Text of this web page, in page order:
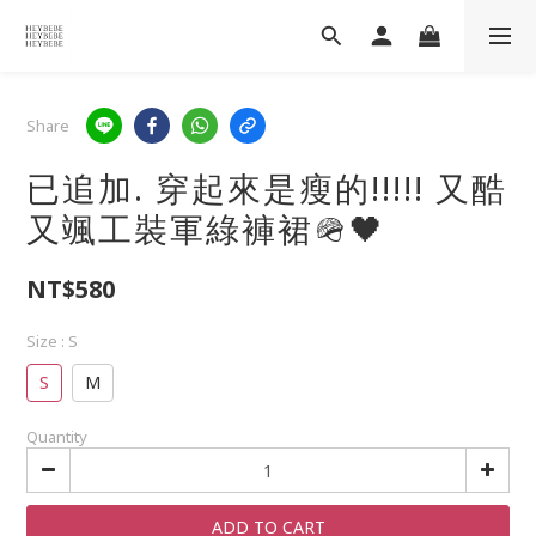
Share
已追加. 穿起來是瘦的!!!!! 又酷
又颯工裝軍綠褲裙🪖🖤
NT$580
Size : S
S M
Quantity
ADD TO CART